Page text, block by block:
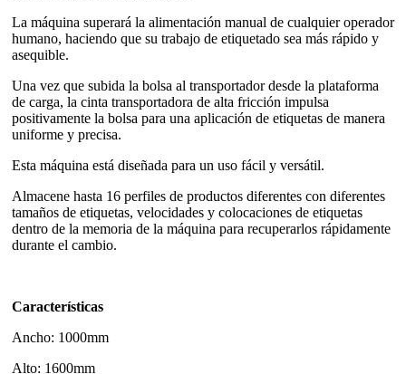
La máquina superará la alimentación manual de cualquier operador
humano, haciendo que su trabajo de etiquetado sea más rápido y
asequible.
Una vez que subida la bolsa al transportador desde la plataforma
de carga, la cinta transportadora de alta fricción impulsa
positivamente la bolsa para una aplicación de etiquetas de manera
uniforme y precisa.
Esta máquina está diseñada para un uso fácil y versátil.
Almacene hasta 16 perfiles de productos diferentes con diferentes
tamaños de etiquetas, velocidades y colocaciones de etiquetas
dentro de la memoria de la máquina para recuperarlos rápidamente
durante el cambio.
Características
Ancho: 1000mm
Alto: 1600mm